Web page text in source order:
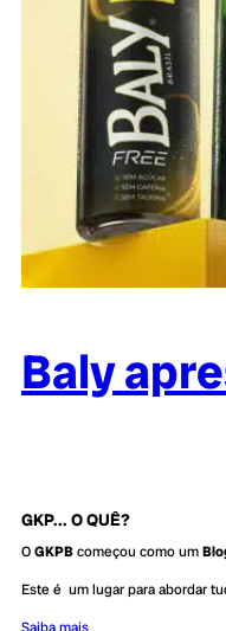
Baly
GKP... O QUÊ?
OGKPBcomeçou como um
Este é um lugar para abordar